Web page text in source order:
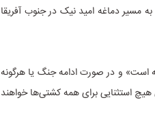
مسیر دماغه امید نیک در جنوب آفریقا
است» و در صورت ادامه جنگ یا هرگونه
هیچ استثنایی برای همه کشتی‌ها خواهند